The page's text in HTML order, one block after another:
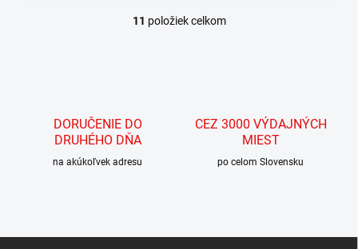
O
v
11 položiek celkom
DORUČENIE DO
DRUHÉHO DŇA
na akúkoľvek adresu
CEZ 3000 VÝDAJNÝCH
MIEST
po celom Slovensku